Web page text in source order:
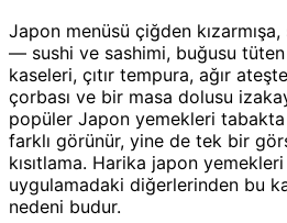
Japon menüsü çiğden
— sushi ve sashimi, buğusu
kaseleri, çıtır tempura, ağır
çorbası ve bir masa dolusu
popüler Japon yemekleri tabakta
farklı görünür, yine de tek bir
kısıtlama. Harika japon
uygulamadaki diğerlerinden bu
nedeni budur.